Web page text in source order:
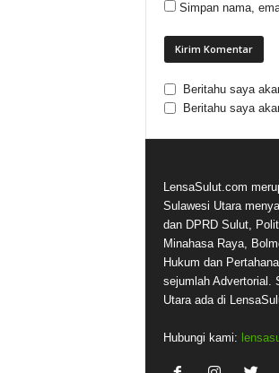
Simpan nama,
Beritahu saya
Beritahu saya
LensaSulut.com
Sulawesi Utara
dan DPRD Sulut,
Minahasa Raya,
Hukum dan
sejumlah Advertorial.
Utara ada di
Hubungi kami: